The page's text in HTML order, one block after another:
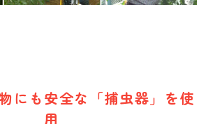
にも安全な「捕虫器」を使
用